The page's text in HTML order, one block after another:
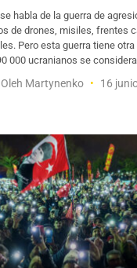
habla de la guerra de
de drones, misiles, frentes
Pero esta guerra tiene
000 ucranianos se
Martynenko 16